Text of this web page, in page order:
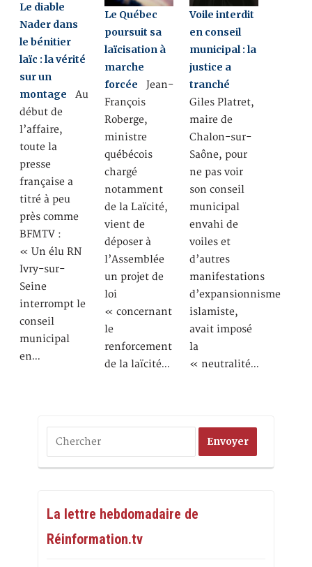
Le diable
Nader dans
le bénitier
laïc : la vérité
sur un
montage Au
début de
l’affaire,
toute la
presse
française a
titré à peu
près comme
BFMTV :
« Un élu RN
Ivry-sur-
Seine
interrompt le
conseil
municipal
en…
Le Québec
poursuit sa
laïcisation à
marche
forcée Jean-
François
Roberge,
ministre
québécois
chargé
notamment
de la Laïcité,
vient de
déposer à
l’Assemblée
un projet de
loi
« concernant
le
renforcement
de la laïcité…
Voile interdit
en conseil
municipal : la
justice a
tranché
Giles Platret,
maire de
Chalon-sur-
Saône, pour
ne pas voir
son conseil
municipal
envahi de
voiles et
d’autres
manifestations
d’expansionnisme
islamiste,
avait imposé
la
« neutralité…
La lettre hebdomadaire de
Réinformation.tv